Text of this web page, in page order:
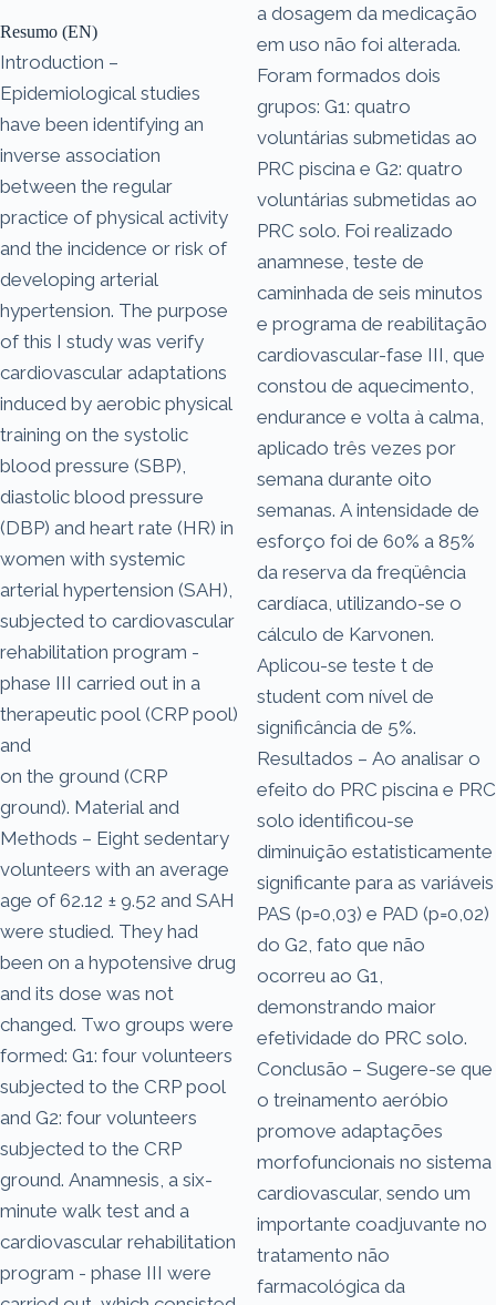
Resumo (EN)
Introduction –
Epidemiological studies
have been identifying an
inverse association
between the regular
practice of physical activity
and the incidence or risk of
developing arterial
hypertension. The purpose
of this I study was verify
cardiovascular adaptations
induced by aerobic physical
training on the systolic
blood pressure (SBP),
diastolic blood pressure
(DBP) and heart rate (HR) in
women with systemic
arterial hypertension (SAH),
subjected to cardiovascular
rehabilitation program -
phase III carried out in a
therapeutic pool (CRP pool)
and
on the ground (CRP
ground). Material and
Methods – Eight sedentary
volunteers with an average
age of 62.12 ± 9.52 and SAH
were studied. They had
been on a hypotensive drug
and its dose was not
changed. Two groups were
formed: G1: four volunteers
subjected to the CRP pool
and G2: four volunteers
subjected to the CRP
ground. Anamnesis, a six-
minute walk test and a
cardiovascular rehabilitation
program - phase III were
a dosagem da medicação
em uso não foi alterada.
Foram formados dois
grupos: G1: quatro
voluntárias submetidas ao
PRC piscina e G2: quatro
voluntárias submetidas ao
PRC solo. Foi realizado
anamnese, teste de
caminhada de seis minutos
e programa de reabilitação
cardiovascular-fase III, que
constou de aquecimento,
endurance e volta à calma,
aplicado três vezes por
semana durante oito
semanas. A intensidade de
esforço foi de 60% a 85%
da reserva da freqüência
cardíaca, utilizando-se o
cálculo de Karvonen.
Aplicou-se teste t de
student com nível de
significância de 5%.
Resultados – Ao analisar o
efeito do PRC piscina e PRC
solo identificou-se
diminuição estatisticamente
significante para as variáveis
PAS (p=0,03) e PAD (p=0,02)
do G2, fato que não
ocorreu ao G1,
demonstrando maior
efetividade do PRC solo.
Conclusão – Sugere-se que
o treinamento aeróbio
promove adaptações
morfofuncionais no sistema
cardiovascular, sendo um
importante coadjuvante no
tratamento não
farmacológica da